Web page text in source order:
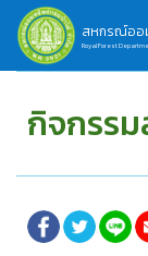
สหกรณ์ออ
Royal Forest
กิจกรร